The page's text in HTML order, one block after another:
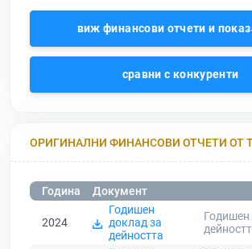
виж финансови отчети и
сравни с конкуренти
ОРИГИНАЛНИ ФИНАНСОВИ ОТЧЕТИ ОТ
Година Документ
2024
Годишен
доклад за
дейността
Годишен